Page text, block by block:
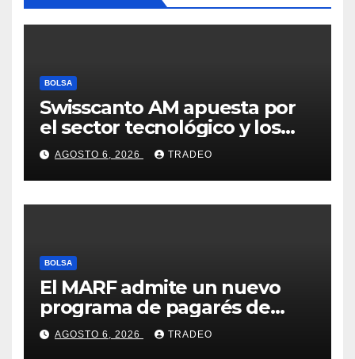
BOLSA
Swisscanto AM apuesta por
el sector tecnológico y los
valores cíclicos para ganar en
bolsa
AGOSTO 6, 2026 TRADEO
BOLSA
El MARF admite un nuevo
programa de pagarés de
Seresco por 20 millones de
euros
AGOSTO 6, 2026 TRADEO